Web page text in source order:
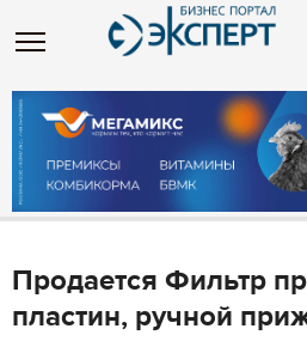
Продается Фильтр
пластин, ручной